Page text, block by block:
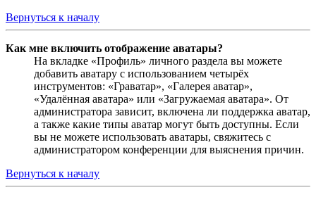
Вернуться к началу
Как мне включить отображение аватары?
На вкладке «Профиль» личного раздела вы можете
добавить аватару с использованием четырёх
инструментов: «Граватар», «Галерея аватар»,
«Удалённая аватара» или «Загружаемая аватара». От
администратора зависит, включена ли поддержка аватар,
а также какие типы аватар могут быть доступны. Если
вы не можете использовать аватары, свяжитесь с
администратором конференции для выяснения причин.
Вернуться к началу